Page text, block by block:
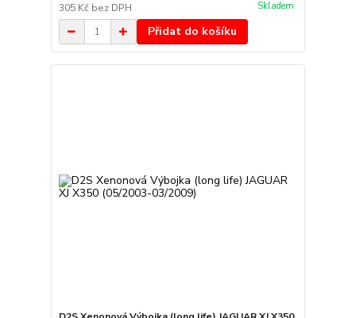
305 Kč bez DPH Skladem
Přidat do košíku